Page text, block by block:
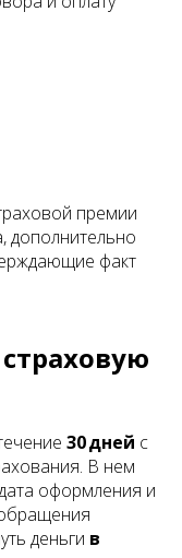
премии
дополнительно
факт
30 дней с
В нем
оформления и
деньги в